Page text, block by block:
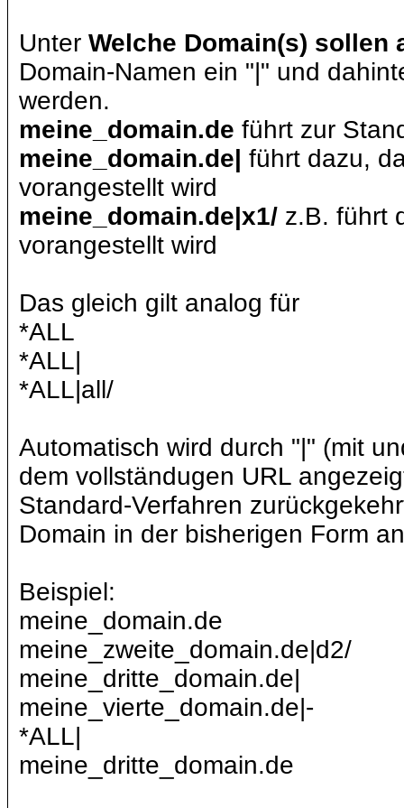
Unter Welche Domain(s) sollen
Domain-Namen ein "|" und
werden.
meine_domain.de führt zur
meine_domain.de| führt dazu,
vorangestellt wird
meine_domain.de|x1/ z.B. führt
vorangestellt wird
Das gleich gilt analog für
*ALL
*ALL|
*ALL|all/
Automatisch wird durch "|" (mit
dem vollständugen URL
Standard-Verfahren
Domain in der bisherigen Form
Beispiel:
meine_domain.de
meine_zweite_domain.de|d2/
meine_dritte_domain.de|
meine_vierte_domain.de|-
*ALL|
meine_dritte_domain.de